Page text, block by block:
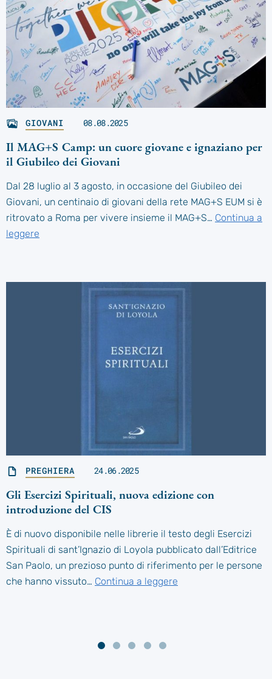
GIOVANI 08.08.2025
Il MAG+S Camp: un cuore giovane e ignaziano per
il Giubileo dei Giovani
Dal 28 luglio al 3 agosto, in occasione del Giubileo dei
Giovani, un centinaio di giovani della rete MAG+S EUM si è
ritrovato a Roma per vivere insieme il MAG+S… Continua a
leggere
PREGHIERA 24.06.2025
Gli Esercizi Spirituali, nuova edizione con
introduzione del CIS
È di nuovo disponibile nelle librerie il testo degli Esercizi
Spirituali di sant’Ignazio di Loyola pubblicato dall’Editrice
San Paolo, un prezioso punto di riferimento per le persone
che hanno vissuto… Continua a leggere